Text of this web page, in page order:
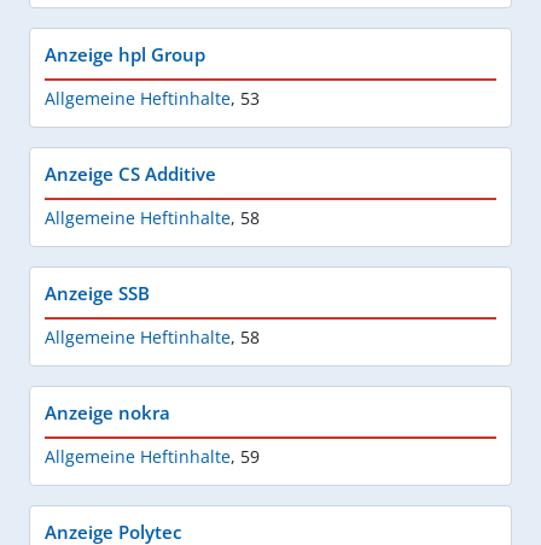
Anzeige hpl Group
Allgemeine Heftinhalte, 53
Anzeige CS Additive
Allgemeine Heftinhalte, 58
Anzeige SSB
Allgemeine Heftinhalte, 58
Anzeige nokra
Allgemeine Heftinhalte, 59
Anzeige Polytec